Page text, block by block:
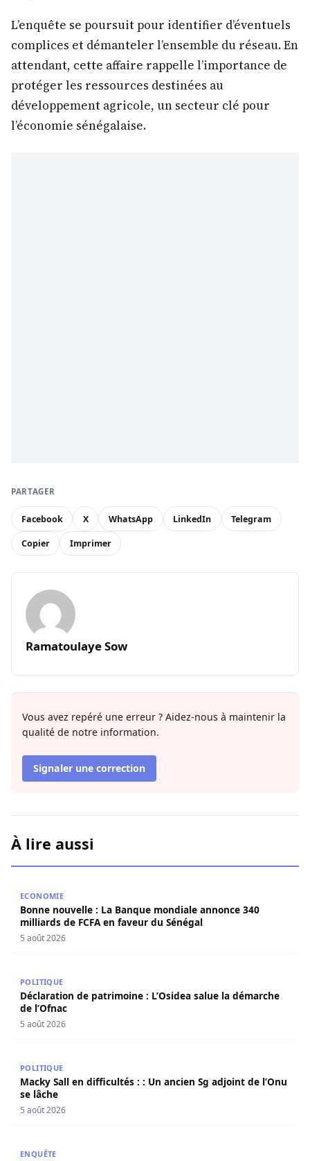
L’enquête se poursuit pour identifier d’éventuels
complices et démanteler l’ensemble du réseau. En
attendant, cette affaire rappelle l’importance de
protéger les ressources destinées au
développement agricole, un secteur clé pour
l’économie sénégalaise.
PARTAGER
Facebook X WhatsApp LinkedIn Telegram
Copier Imprimer
Ramatoulaye Sow
Vous avez repéré une erreur ? Aidez-nous à maintenir la
qualité de notre information.
Signaler une correction
À lire aussi
ECONOMIE
Bonne nouvelle : La Banque mondiale annonce 340
milliards de FCFA en faveur du Sénégal
5 août 2026
POLITIQUE
Déclaration de patrimoine : L’Osidea salue la démarche
de l’Ofnac
5 août 2026
POLITIQUE
Macky Sall en difficultés : : Un ancien Sg adjoint de l’Onu
se lâche
5 août 2026
ENQUÊTE